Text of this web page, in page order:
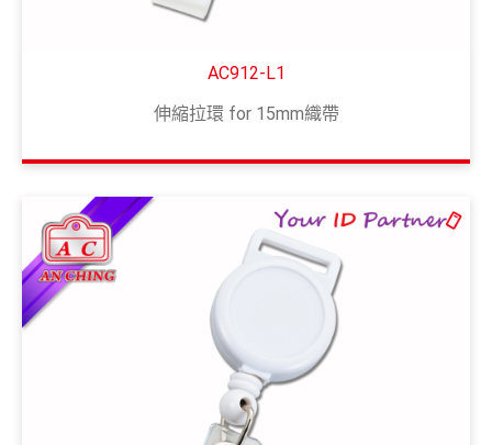
AC912-L1
伸縮拉環 for 15mm織帶